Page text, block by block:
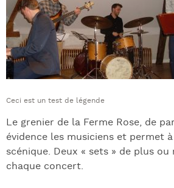
Ceci est un test de légende
Le grenier de la Ferme Rose, de
évidence les musiciens et permet
scénique. Deux « sets » de plus
chaque concert.